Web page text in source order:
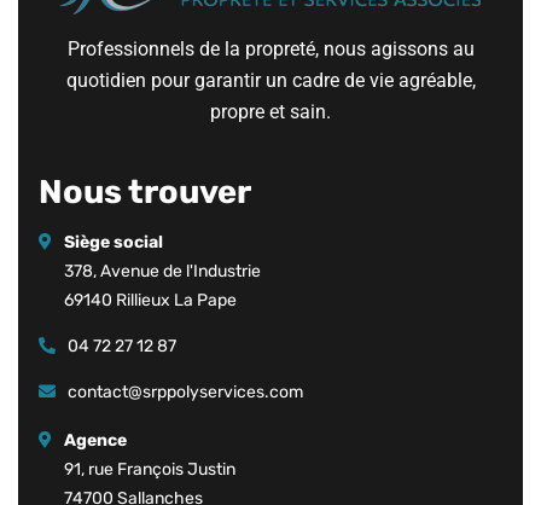
Professionnels de la propreté, nous agissons au
quotidien pour garantir un cadre de vie agréable,
propre et sain.
Nous trouver
Siège social
378, Avenue de l'Industrie
69140 Rillieux La Pape
04 72 27 12 87
contact@srppolyservices.com
Agence
91, rue François Justin
74700 Sallanches